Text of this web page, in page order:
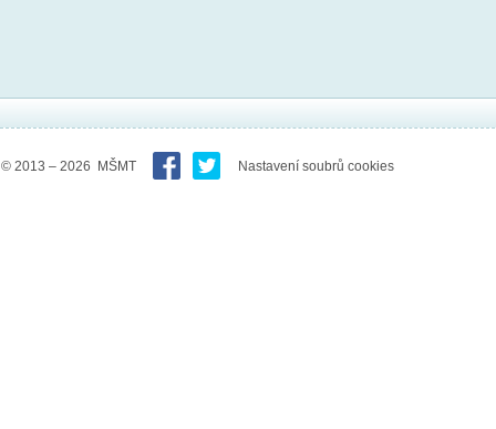
© 2013 – 2026 MŠMT Nastavení soubrů cookies